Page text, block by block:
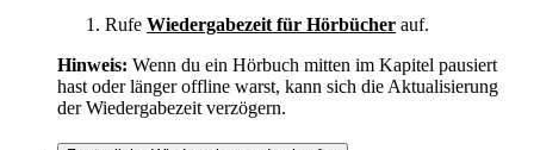
Rufe Wiedergabezeit für Hörbücher auf.
Hinweis: Wenn du ein Hörbuch mitten im Kapitel pausiert
hast oder länger offline warst, kann sich die Aktualisierung
der Wiedergabezeit verzögern.